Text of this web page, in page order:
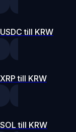
USDC till KRW
XRP till KRW
SOL till KRW